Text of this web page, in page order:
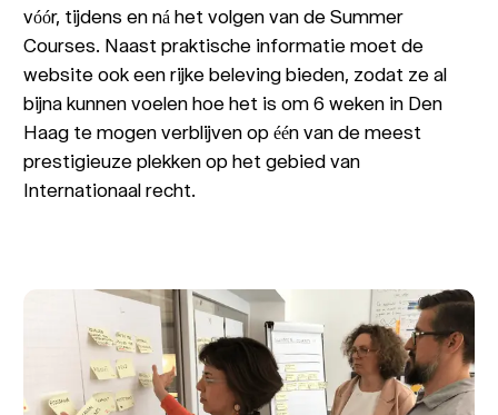
vóór, tijdens en ná het volgen van de Summer
Courses. Naast praktische informatie moet de
website ook een rijke beleving bieden, zodat ze al
bijna kunnen voelen hoe het is om 6 weken in Den
Haag te mogen verblijven op één van de meest
prestigieuze plekken op het gebied van
Internationaal recht.